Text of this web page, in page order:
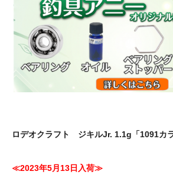
ロデオクラフト ジキルJr. 1.1g「1091カラ
≪2023年5月13日入荷≫